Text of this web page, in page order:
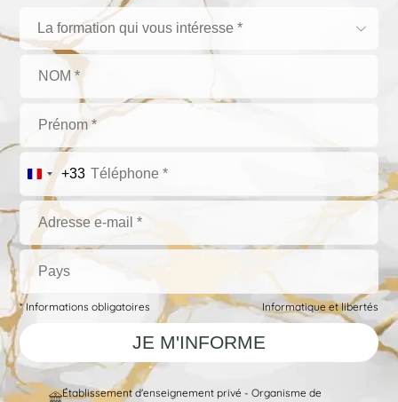
La formation qui vous intéresse *
+33
* Informations obligatoires Informatique et libertés
Établissement d'enseignement privé - Organisme de